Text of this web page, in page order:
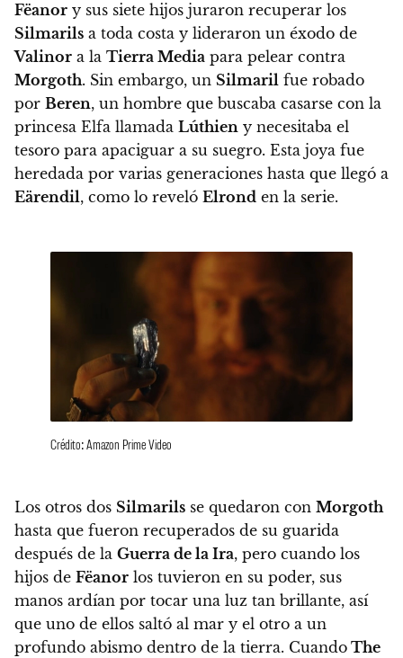
Fëanor y sus siete hijos juraron recuperar los
Silmarils a toda costa y lideraron un éxodo de
Valinor a la Tierra Media para pelear contra
Morgoth. Sin embargo, un Silmaril fue robado
por Beren, un hombre que buscaba casarse con la
princesa Elfa llamada Lúthien y necesitaba el
tesoro para apaciguar a su suegro. Esta joya fue
heredada por varias generaciones hasta que llegó a
Eärendil, como lo reveló Elrond en la serie.
Crédito: Amazon Prime Video
Los otros dos Silmarils se quedaron con Morgoth
hasta que fueron recuperados de su guarida
después de la Guerra de la Ira, pero cuando los
hijos de Fëanor los tuvieron en su poder, sus
manos ardían por tocar una luz tan brillante, así
que uno de ellos saltó al mar y el otro a un
profundo abismo dentro de la tierra. Cuando The